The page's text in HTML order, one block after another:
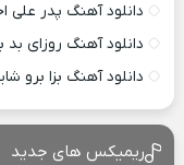
دانلود آهنگ پدر علی
دانلود آهنگ روزای
دانلود آهنگ بزا برو
ریمیکس های جدید